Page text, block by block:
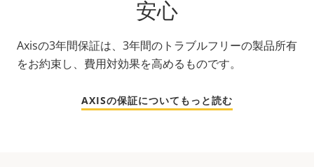
安心
Axisの3年間保証は、3年間のトラブルフリーの製品所有
をお約束し、費用対効果を高めるものです。
AXISの保証についてもっと読む